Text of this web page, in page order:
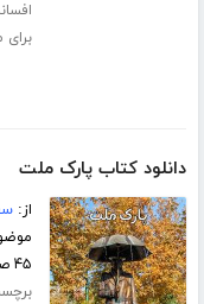
برای
دانلود کتاب پارک ملت
از:
۴۵ صفحه